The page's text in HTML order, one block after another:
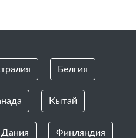
Белгия
Кытай
Дания Финляндия